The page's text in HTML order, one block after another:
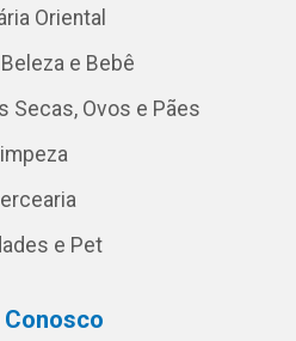
Oriental
e Bebê
Secas, Ovos e Pães
e Pet
Conosco